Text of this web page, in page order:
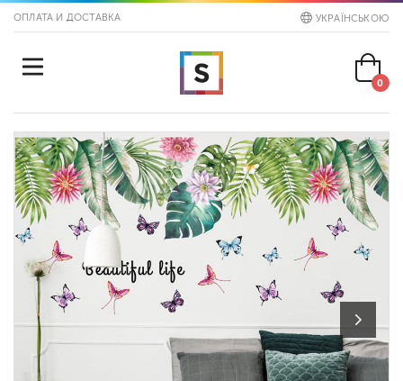
ОПЛАТА И ДОСТАВКА УКРАЇНСЬКОЮ
0